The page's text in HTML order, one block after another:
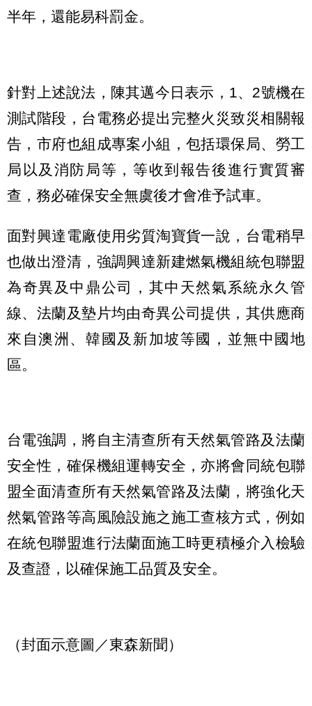
半年，還能易科罰金。
針對上述說法，陳其邁今日表示，1、2號機在
測試階段，台電務必提出完整火災致災相關報
告，市府也組成專案小組，包括環保局、勞工
局以及消防局等，等收到報告後進行實質審
查，務必確保安全無虞後才會准予試車。
面對興達電廠使用劣質淘寶貨一說，台電稍早
也做出澄清，強調興達新建燃氣機組統包聯盟
為奇異及中鼎公司，其中天然氣系統永久管
線、法蘭及墊片均由奇異公司提供，其供應商
來自澳洲、韓國及新加坡等國，並無中國地
區。
台電強調，將自主清查所有天然氣管路及法蘭
安全性，確保機組運轉安全，亦將會同統包聯
盟全面清查所有天然氣管路及法蘭，將強化天
然氣管路等高風險設施之施工查核方式，例如
在統包聯盟進行法蘭面施工時更積極介入檢驗
及查證，以確保施工品質及安全。
（封面示意圖／東森新聞）